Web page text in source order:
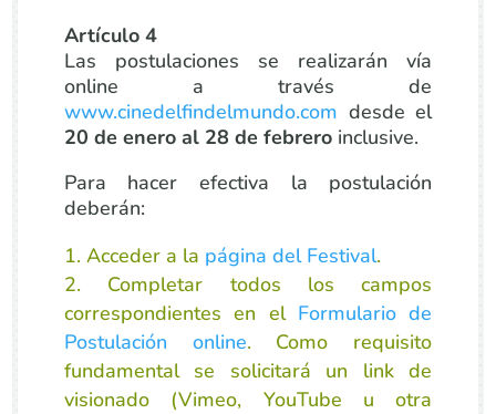
Artículo 4
Las postulaciones se realizarán vía
online a través de
www.cinedelfindelmundo.com desde el
20 de enero al 28 de febreroinclusive.
Para hacer efectiva la postulación
deberán:
Acceder a la página del Festival.
Completar todos los campos
correspondientes en el Formulario de
Postulación online. Como requisito
fundamental se solicitará un link de
visionado (Vimeo, YouTube u otra